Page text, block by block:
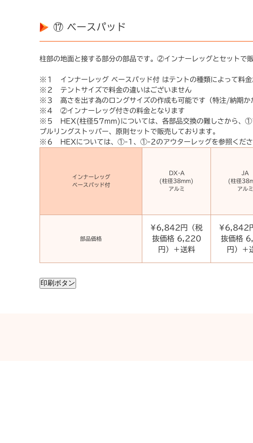
⑰ ベースパッド
柱部の地面と接する部分の部品です。②インナーレッグとセットで販
※１ インナーレッグ ベースパッド付 はテントの種類によって料金
※２ テントサイズで料金の違いはございません
※３ 高さを出す為のロングサイズの作成も可能です（特注/納期か
※４ ②インナーレッグ付きの料金となります
※５ HEX(柱径57mm)については、各部品交換の難しさから
プルリングストッパー、原則セットで販売しております。
※６ HEXについては、①-1、①-2のアウターレッグを参照くださ
インナーレッグ
ベースパッド付
DX-A
(柱径38mm)
アルミ
JA
(柱径
アルミ
部品価格
¥6,842円（税
抜価格 6,220
円）＋送料
¥6,842
抜価格
円）＋